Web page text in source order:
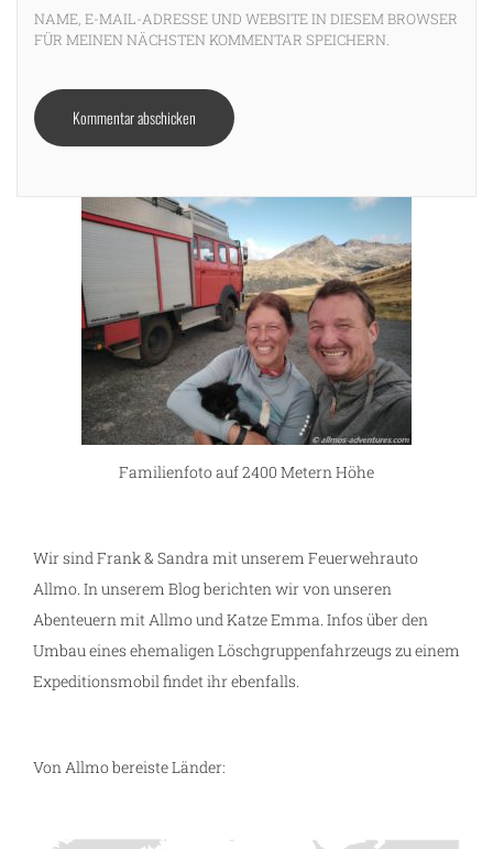
NAME, E-MAIL-ADRESSE UND WEBSITE IN DIESEM BROWSER
FÜR MEINEN NÄCHSTEN KOMMENTAR SPEICHERN.
Familienfoto auf 2400 Metern Höhe
Wir sind Frank & Sandra mit unserem Feuerwehrauto
Allmo. In unserem Blog berichten wir von unseren
Abenteuern mit Allmo und Katze Emma. Infos über den
Umbau eines ehemaligen Löschgruppenfahrzeugs zu einem
Expeditionsmobil findet ihr ebenfalls.
Von Allmo bereiste Länder: